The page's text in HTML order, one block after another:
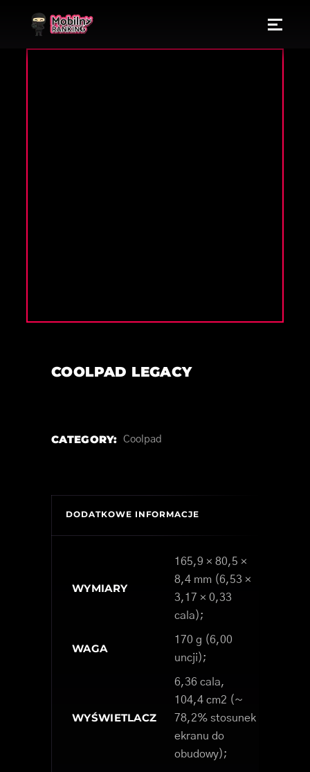
COOLPAD LEGACY
CATEGORY: Coolpad
DODATKOWE INFORMACJE
WYMIARY
165,9 × 80,5 ×
8,4 mm (6,53 ×
3,17 × 0,33
cala);
WAGA
170 g (6,00
uncji);
WYŚWIETLACZ
6,36 cala,
104,4 cm2 (~
78,2% stosunek
ekranu do
obudowy);